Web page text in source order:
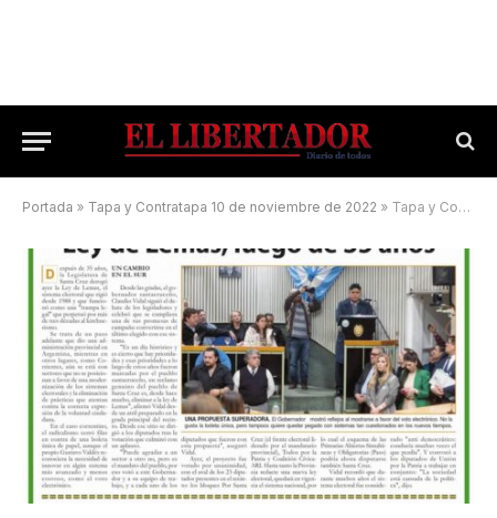
Portada » Tapa y Contratapa 10 de noviembre de 2022 » Tapa y Contratapa 15 de junio de 2024